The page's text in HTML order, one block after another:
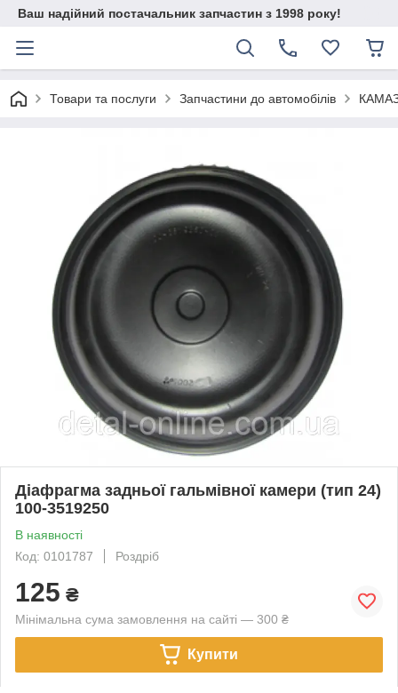
Ваш надійний постачальник запчастин з 1998 року!
Товари та послуги Запчастини до автомобілів
Діафрагма задньої гальмівної камери (тип 24)
100-3519250
В наявності
Код: 0101787
Роздріб
125 ₴
Мінімальна сума замовлення на сайті — 300 ₴
Купити